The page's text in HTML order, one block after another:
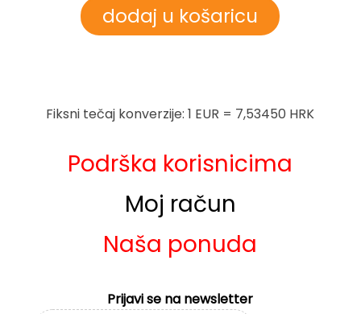
Fiksni tečaj konverzije: 1 EUR = 7,53450 HRK
Podrška korisnicima
Moj račun
Naša ponuda
Prijavi se na newsletter